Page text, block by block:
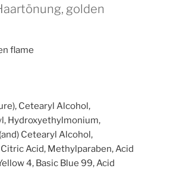
golden
flame
Cetearyl Alcohol,
Hydroxyethylmonium,
Cetearyl Alcohol,
Acid, Methylparaben, Acid
4, Basic Blue 99, Acid